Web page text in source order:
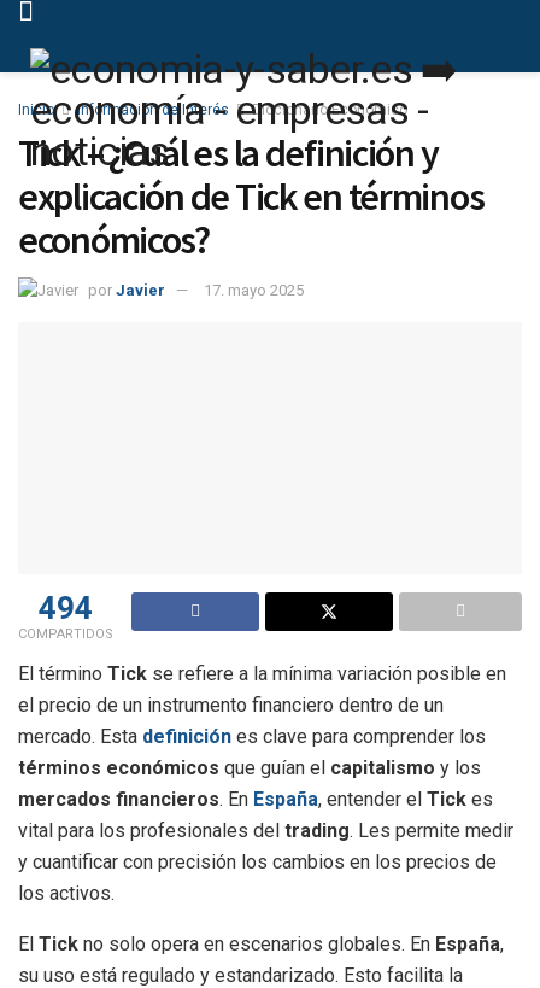
Inicio Información de Interés Diccionario Económico
Tick – ¿Cuál es la definición y
explicación de Tick en términos
económicos?
por Javier 17. mayo 2025
494
COMPARTIDOS
El término Tick se refiere a la mínima variación posible en
el precio de un instrumento financiero dentro de un
mercado. Esta definición es clave para comprender los
términos económicos que guían el capitalismo y los
mercados financieros. En España, entender el Tick es
vital para los profesionales del trading. Les permite medir
y cuantificar con precisión los cambios en los precios de
los activos.
El Tick no solo opera en escenarios globales. En España,
su uso está regulado y estandarizado. Esto facilita la